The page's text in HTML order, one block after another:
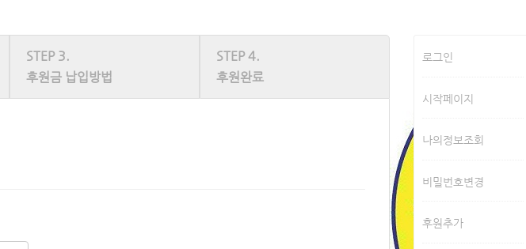
STEP 3.
후원금 납입방법
STEP 4.
후원완료
로그인
시작페이지
나의정보조회
비밀번호변경
후원추가